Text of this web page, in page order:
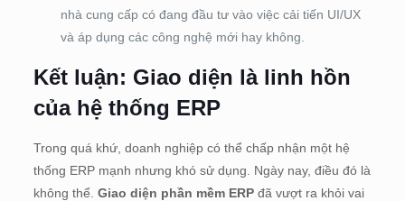
nhà cung cấp có đang đầu tư vào việc cải tiến UI/UX
và áp dụng các công nghệ mới hay không.
Kết luận: Giao diện là linh hồn
của hệ thống ERP
Trong quá khứ, doanh nghiệp có thể chấp nhận một hệ
thống ERP mạnh nhưng khó sử dụng. Ngày nay, điều đó là
không thể. Giao diện phần mềm ERPđã vượt ra khỏi vai